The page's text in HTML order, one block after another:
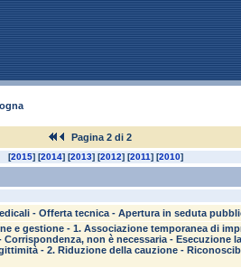
Pagina 2 di 2
[2015] [2014] [2013] [2012] [2011] [2010]
- Offerta tecnica - Apertura in seduta
e gestione - 1. Associazione temporanea di
non è necessaria - Esecuzione
- 2. Riduzione della cauzione -